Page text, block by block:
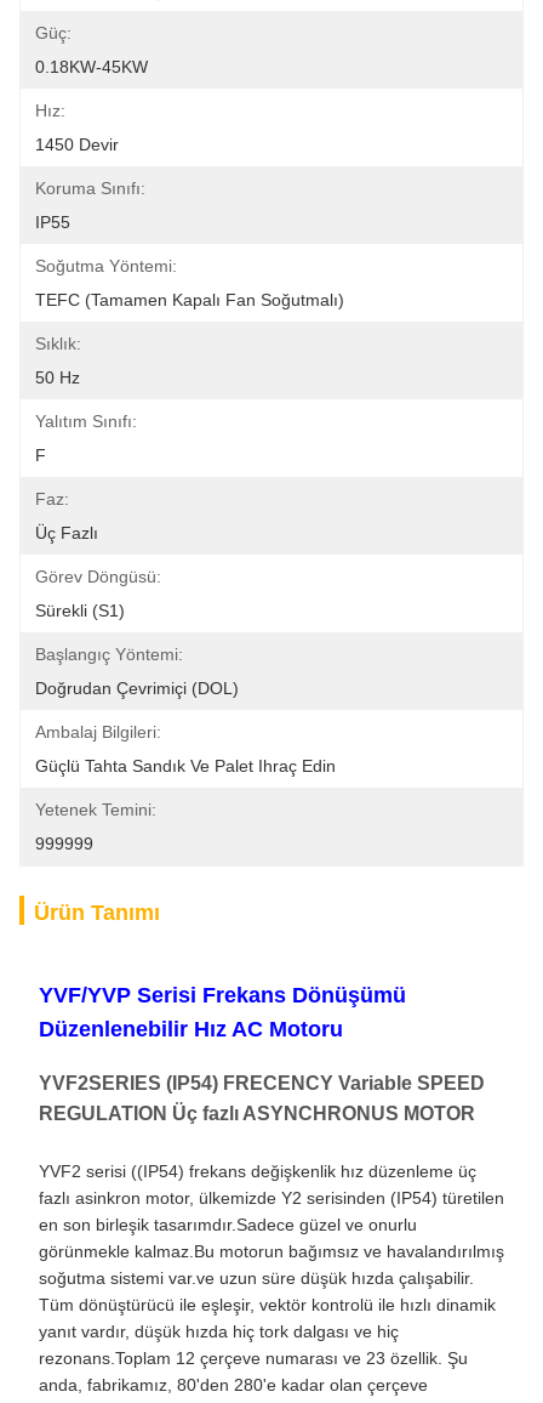
Güç:
0.18KW-45KW
Hız:
1450 Devir
Koruma Sınıfı:
IP55
Soğutma Yöntemi:
TEFC (Tamamen Kapalı Fan Soğutmalı)
Sıklık:
50 Hz
Yalıtım Sınıfı:
F
Faz:
Üç Fazlı
Görev Döngüsü:
Sürekli (S1)
Başlangıç ​​yöntemi:
Doğrudan Çevrimiçi (DOL)
Ambalaj Bilgileri:
Güçlü Tahta Sandık Ve Palet Ihraç Edin
Yetenek Temini:
999999
Ürün Tanımı
YVF/YVP Serisi Frekans Dönüşümü
Düzenlenebilir Hız AC Motoru
YVF2SERIES (IP54) FRECENCY Variable SPEED
REGULATION Üç fazlı ASYNCHRONUS MOTOR
YVF2 serisi ((IP54) frekans değişkenlik hız düzenleme üç
fazlı asinkron motor, ülkemizde Y2 serisinden (IP54) türetilen
en son birleşik tasarımdır.Sadece güzel ve onurlu
görünmekle kalmaz.Bu motorun bağımsız ve havalandırılmış
soğutma sistemi var.ve uzun süre düşük hızda çalışabilir.
Tüm dönüştürücü ile eşleşir, vektör kontrolü ile hızlı dinamik
yanıt vardır, düşük hızda hiç tork dalgası ve hiç
rezonans.Toplam 12 çerçeve numarası ve 23 özellik. Şu
anda, fabrikamız, 80'den 280'e kadar olan çerçeve